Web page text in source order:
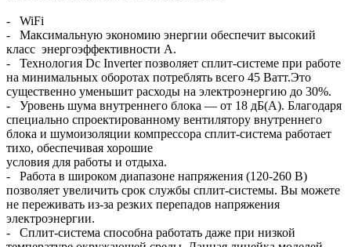
- WiFi
- Максимальную экономию энергии обеспечит высокий
класс энергоэффективности А.
- Технология Dc Inverter позволяет сплит-системе при работе
на минимальных оборотах потреблять всего 45 Ватт.Это
существенно уменьшит расходы на электроэнергию до 30%.
- Уровень шума внутреннего блока — от 18 дБ(А). Благодаря
специально спроектированному вентилятору внутреннего
блока и шумоизоляции компрессора сплит-система работает
тихо, обеспечивая хорошие
условия для работы и отдыха.
- Работа в широком диапазоне напряжения (120-260 В)
позволяет увеличить срок службы сплит-системы. Вы можете
не переживать из-за резких перепадов напряжения
электроэнергии.
- Сплит-система способна работать даже при низкой